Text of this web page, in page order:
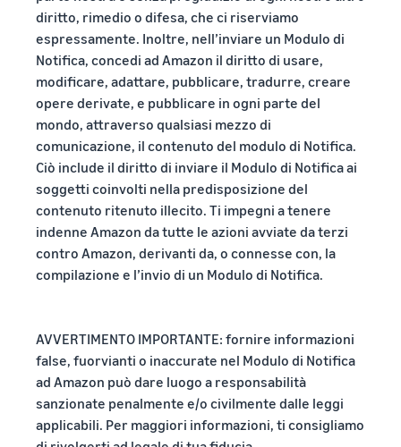
diritto, rimedio o difesa, che ci riserviamo
espressamente. Inoltre, nell’inviare un Modulo di
Notifica, concedi ad Amazon il diritto di usare,
modificare, adattare, pubblicare, tradurre, creare
opere derivate, e pubblicare in ogni parte del
mondo, attraverso qualsiasi mezzo di
comunicazione, il contenuto del modulo di Notifica.
Ciò include il diritto di inviare il Modulo di Notifica ai
soggetti coinvolti nella predisposizione del
contenuto ritenuto illecito. Ti impegni a tenere
indenne Amazon da tutte le azioni avviate da terzi
contro Amazon, derivanti da, o connesse con, la
compilazione e l’invio di un Modulo di Notifica.
AVVERTIMENTO IMPORTANTE: fornire informazioni
false, fuorvianti o inaccurate nel Modulo di Notifica
ad Amazon può dare luogo a responsabilità
sanzionate penalmente e/o civilmente dalle leggi
applicabili. Per maggiori informazioni, ti consigliamo